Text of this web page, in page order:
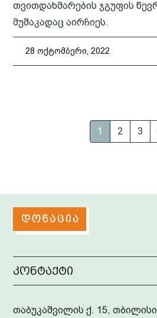
თვითდახმარების ჯგუფის
მუშაკადაც აირჩიეს.
28 ოქტომბერი, 2022
1 2 3
კონტაქტი
თაბუკაშვილის ქ. 15,